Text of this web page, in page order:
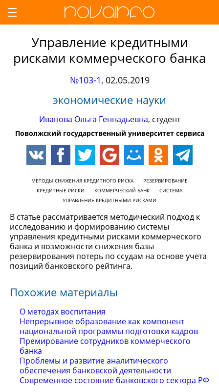
Управление кредитными
рисками коммерческого банка
№103-1, 02.05.2019
экономические науки
Иванова Ольга Геннадьевна, студент
Поволжский государственный университет сервиса
МЕТОДЫ СНИЖЕНИЯ КРЕДИТНОГО РИСКА
РЕЗЕРВИРОВАНИЕ
КРЕДИТНЫЕ РИСКИ
КОММЕРЧЕСКИЙ БАНК
СИСТЕМА
УПРАВЛЕНИЕ КРЕДИТНЫМИ РИСКАМИ
В статье рассматривается методический подход к
исследованию и формированию системы
управления кредитными рисками коммерческого
банка и возможности снижения базы
резервирования потерь по ссудам на основе учета
позиций банковского рейтинга.
Похожие материалы
О методах воспитания
Непрерывное образование как компонент
национальной программы подготовки кадров
Премирование сотрудников коммерческого
банка
Проблемы и развитие аналитического
обеспечения банковской деятельности
Современное состояние банковского сектора РФ